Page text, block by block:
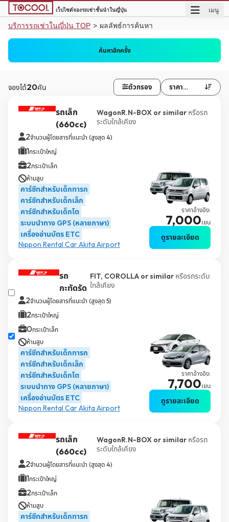
เว็บไซต์จองรถเช่าชั้นนำในญี่ปุ่น
บริการรถเช่าในญี่ปุ่น TOP > ผลลัพธ์การค้นหา
ค้นหาอีกครั้ง
จองได้20คัน ตัวกรอง ราคาต่ำไปสูง 
รถเล็ก
(660cc)
WagonR.N-BOX or similar หรือรถ
ระดับใกล้เคียง
2จำนวนผู้โดยสารที่แนะนำ (สูงสุด 4)
1กระเป๋าใหญ่
2กระเป๋าเล็ก
ห้ามสูบ
คาร์ซีทสำหรับเด็กทารก
คาร์ซีทสำหรับเด็กเล็ก
คาร์ซีทสำหรับเด็กโต
ระบบนำทาง GPS (หลายภาษา)
เครื่องอ่านบัตร ETC
Nippon Rental Car Akita Airport
ราคาอ้างอิง:
7,000เยน
ดูรายละเอียด
รถ
กะทัดรัด
FIT, COROLLA or similar หรือรถระดับ
ใกล้เคียง
2จำนวนผู้โดยสารที่แนะนำ (สูงสุด 5)
2กระเป๋าใหญ่
0กระเป๋าเล็ก
ห้ามสูบ
คาร์ซีทสำหรับเด็กทารก
คาร์ซีทสำหรับเด็กเล็ก
คาร์ซีทสำหรับเด็กโต
ระบบนำทาง GPS (หลายภาษา)
เครื่องอ่านบัตร ETC
Nippon Rental Car Akita Airport
ราคาอ้างอิง:
7,700เยน
ดูรายละเอียด
รถเล็ก
(660cc)
WagonR.N-BOX or similar หรือรถ
ระดับใกล้เคียง
2จำนวนผู้โดยสารที่แนะนำ (สูงสุด 4)
1กระเป๋าใหญ่
2กระเป๋าเล็ก
ห้ามสูบ
คาร์ซีทสำหรับเด็กทารก
เมนู